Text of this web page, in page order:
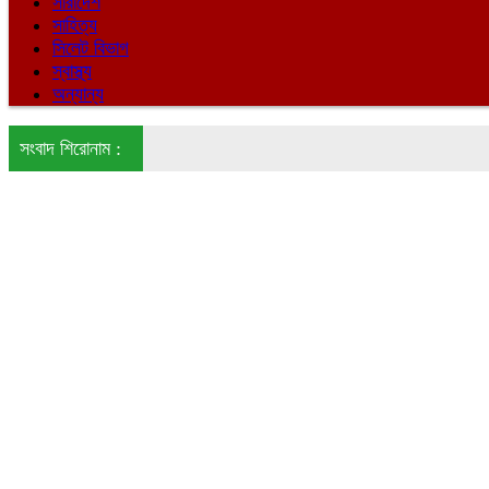
সাহিত্য
সিলেট বিভাগ
স্বাস্থ্য
অন্যান্য
সংবাদ শিরোনাম :